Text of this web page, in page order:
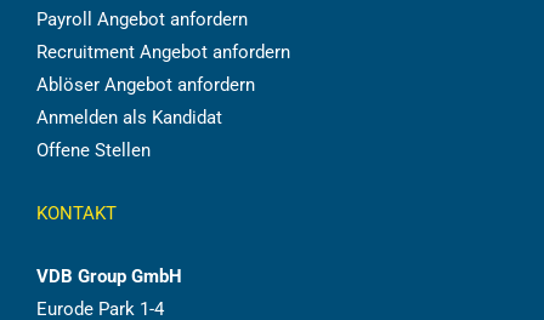
Payroll Angebot anfordern
Recruitment Angebot anfordern
Ablöser Angebot anfordern
Anmelden als Kandidat
Offene Stellen
KONTAKT
VDB Group GmbH
Eurode Park 1-4